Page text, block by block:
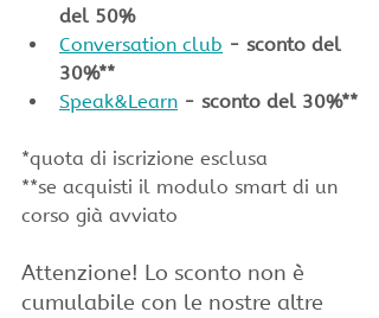
del 50%
Conversation club - sconto del
30%**
Speak&Learn - sconto del 30%**
*quota di iscrizione esclusa
**se acquisti il modulo smart di un
corso già avviato
Attenzione! Lo sconto non è
cumulabile con le nostre altre